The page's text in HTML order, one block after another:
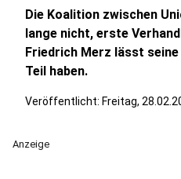
Die Koalition zwischen
lange nicht, erste
Friedrich Merz lässt
Teil haben.
Veröffentlicht: Freitag,
Anzeige